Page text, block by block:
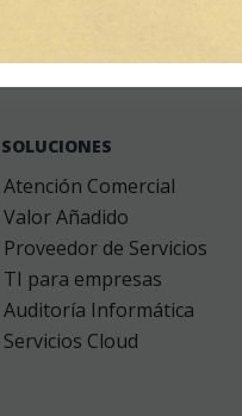
SOLUCIONES
Atención Comercial
Valor Añadido
Proveedor de Servicios
TI para empresas
Auditoría Informática
Servicios Cloud